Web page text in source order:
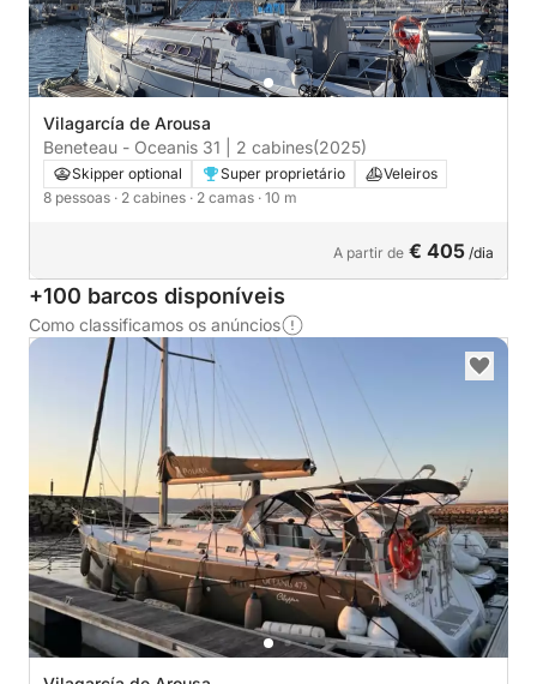
Vilagarcía de Arousa
Beneteau - Oceanis 31 | 2 cabines(2025)
Skipper optional Super proprietário
Veleiros
8 pessoas · 2 cabines · 2 camas · 10 m
A partir de € 405 /dia
+100 barcos disponíveis
Como classificamos os anúncios